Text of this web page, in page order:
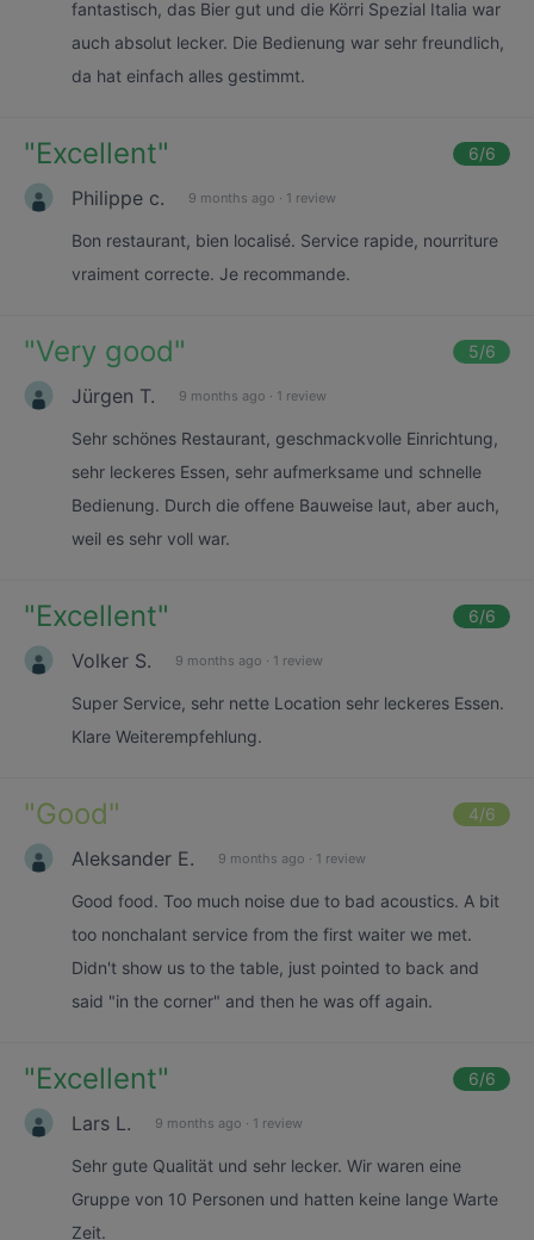
fantastisch, das Bier gut und die Körri Spezial Italia war
auch absolut lecker. Die Bedienung war sehr freundlich,
da hat einfach alles gestimmt.
"Excellent" 6/6
Philippe c. 9 months ago · 1 review
Bon restaurant, bien localisé. Service rapide, nourriture
vraiment correcte. Je recommande.
"Very good" 5/6
Jürgen T. 9 months ago · 1 review
Sehr schönes Restaurant, geschmackvolle Einrichtung,
sehr leckeres Essen, sehr aufmerksame und schnelle
Bedienung. Durch die offene Bauweise laut, aber auch,
weil es sehr voll war.
"Excellent" 6/6
Volker S. 9 months ago · 1 review
Super Service, sehr nette Location sehr leckeres Essen.
Klare Weiterempfehlung.
"Good" 4/6
Aleksander E. 9 months ago · 1 review
Good food. Too much noise due to bad acoustics. A bit
too nonchalant service from the first waiter we met.
Didn't show us to the table, just pointed to back and
said "in the corner" and then he was off again.
"Excellent" 6/6
Lars L. 9 months ago · 1 review
Sehr gute Qualität und sehr lecker. Wir waren eine
Gruppe von 10 Personen und hatten keine lange Warte
Zeit.